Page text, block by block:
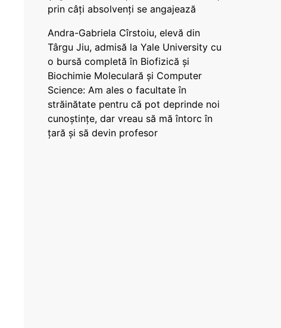
prin câți absolvenți se angajează
Andra-Gabriela Cîrstoiu, elevă din
Târgu Jiu, admisă la Yale University cu
o bursă completă în Biofizică și
Biochimie Moleculară și Computer
Science: Am ales o facultate în
străinătate pentru că pot deprinde noi
cunoștințe, dar vreau să mă întorc în
țară și să devin profesor